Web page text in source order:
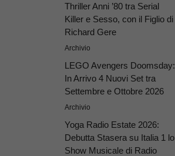
Thriller Anni ’80 tra Serial
Killer e Sesso, con il Figlio di
Richard Gere
Archivio
LEGO Avengers Doomsday:
In Arrivo 4 Nuovi Set tra
Settembre e Ottobre 2026
Archivio
Yoga Radio Estate 2026:
Debutta Stasera su Italia 1 lo
Show Musicale di Radio